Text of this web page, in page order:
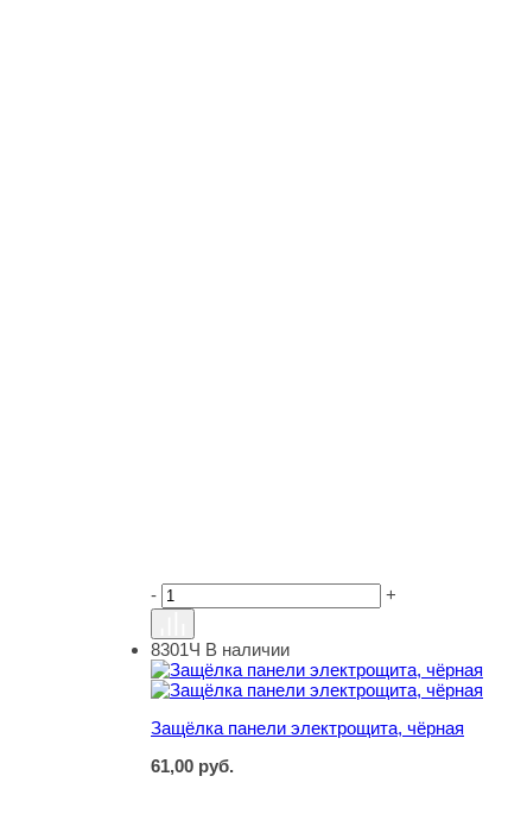
- +
Защёлка панели электрощита, чёрная
8301Ч В наличии
Защёлка панели электрощита, чёрная
61,00 руб.